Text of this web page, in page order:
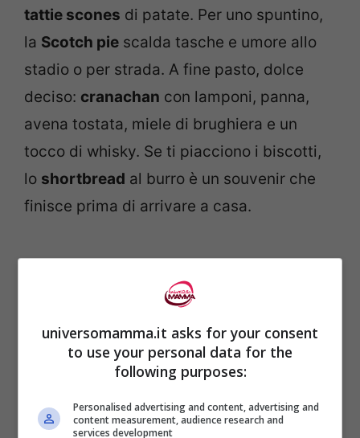
tattie scones di patate. Per uno spuntino,
la Scotch pie scalda tasche e umore allo
stadio o per strada. A fine pasto, dolce
deciso: cranachan con lamponi, panna,
avena tostata, miele di brughiera e un
tocco di whisky. Se ti piacciono i biscotti,
lo shortbread al burro è un souvenir che
finisce prima di arrivare a casa.
universomamma.it asks for your consent
to use your personal data for the
following purposes:
Personalised advertising and content, advertising and
content measurement, audience research and
services development